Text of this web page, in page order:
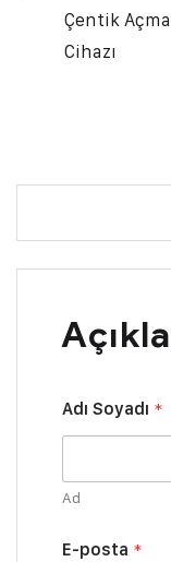
Çentik Açma
Cihazı
Adı Soyadı *
Ad
E-posta *